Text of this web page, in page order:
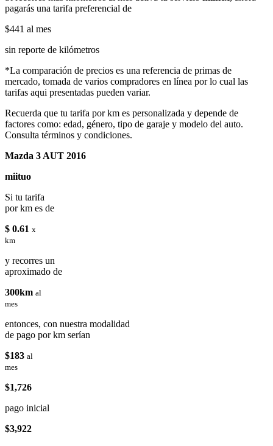
pagarás una tarifa preferencial de
$441 al mes
sin reporte de kilómetros
*La comparación de precios es una referencia de primas de
mercado, tomada de varios compradores en línea por lo cual las
tarifas aqui presentadas pueden variar.
Recuerda que tu tarifa por km es personalizada y depende de
factores como: edad, género, tipo de garaje y modelo del auto.
Consulta términos y condiciones.
Mazda 3 AUT 2016
miituo
Si tu tarifa
por km es de
$ 0.61 x
km
y recorres un
aproximado de
300km al
mes
entonces, con nuestra modalidad
de pago por km serían
$183 al
mes
$1,726
pago inicial
$3,922